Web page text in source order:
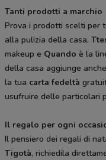
Tanti prodotti a marchio
Prova i prodotti scelti per
alla pulizia della casa,
makeup e Quando è la
della casa aggiunge
la tua carta fedeltà
usufruire delle particolari
Il regalo per ogni
Il pensiero dei regali di
Tigotà, richiedila